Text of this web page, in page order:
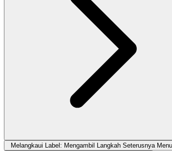
Melangkaui Label: Mengambil Langkah Seterusnya